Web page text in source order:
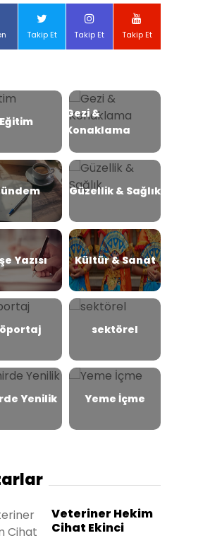
Takip Et Takip Et Takip Et
Eğitim
Gezi &
Konaklama
Güzellik & Sağlık
Yazısı Kültür & Sanat
sektörel
Yenilik Yeme İçme
Veteriner Hekim
Cihat Ekinci